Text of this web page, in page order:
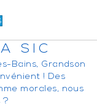
SIC
Bains, Grandson
! Des
morales, nous
?